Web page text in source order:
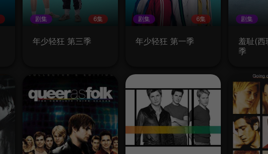
剧集 6集
年少轻狂 第三季
剧集 6集
年少轻狂 第一季
剧集
羞耻(西
季